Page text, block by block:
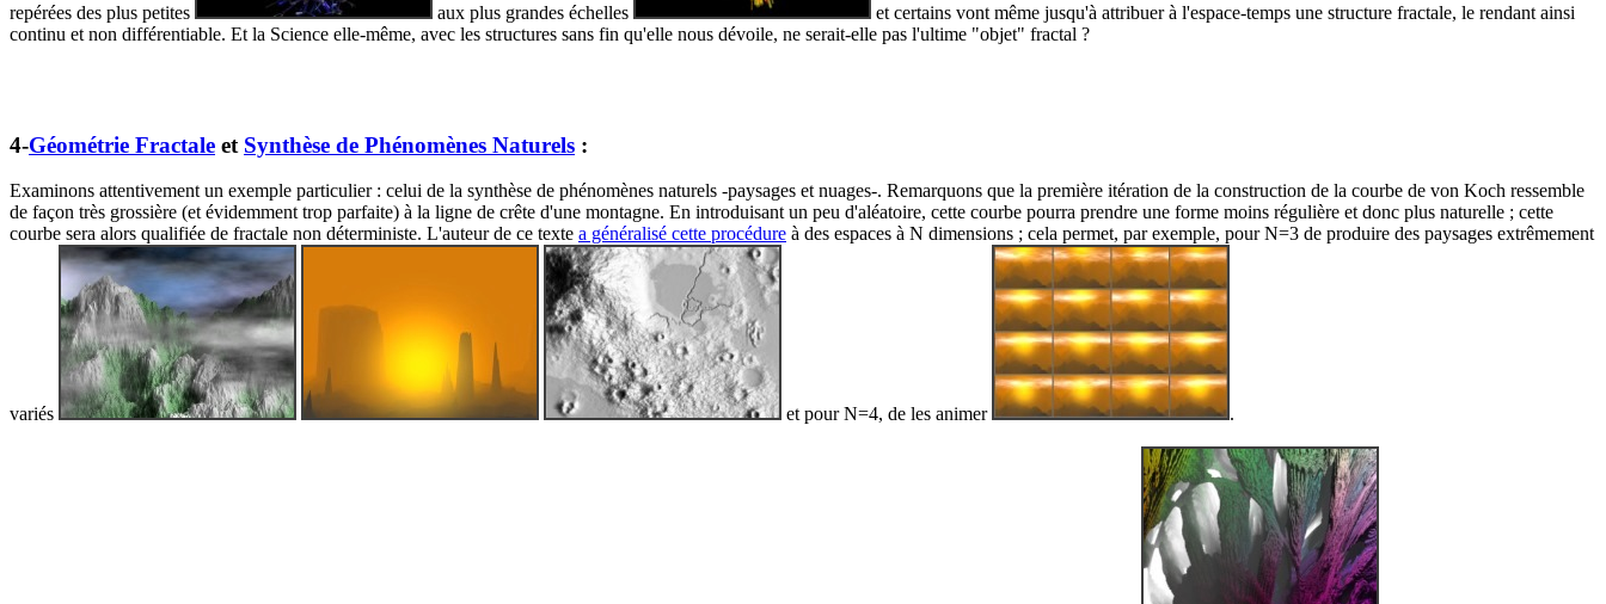
repérées des plus petites aux plus grandes échelles
et certains vont même jusqu'à attribuer à l'espace-temps une structure fractale, le rendant ainsi
continu et non différentiable. Et la Science elle-même, avec les structures sans fin qu'elle nous dévoile, ne serait-elle pas l'ultime "objet" fractal ?
4-Géométrie Fractale et Synthèse de Phénomènes Naturels :
Examinons attentivement un exemple particulier : celui de la synthèse de phénomènes naturels -paysages et nuages-. Remarquons que la première itération de la construction de la courbe de von Koch ressemble
de façon très grossière (et évidemment trop parfaite) à la ligne de crête d'une montagne. En introduisant un peu d'aléatoire, cette courbe pourra prendre une forme moins régulière et donc plus naturelle ; cette
courbe sera alors qualifiée de fractale non déterministe. L'auteur de ce texte a généralisé cette procédure à des espaces à N dimensions ; cela permet, par exemple, pour N=3 de produire des paysages extrêmement
variés et pour N=4, de les animer .